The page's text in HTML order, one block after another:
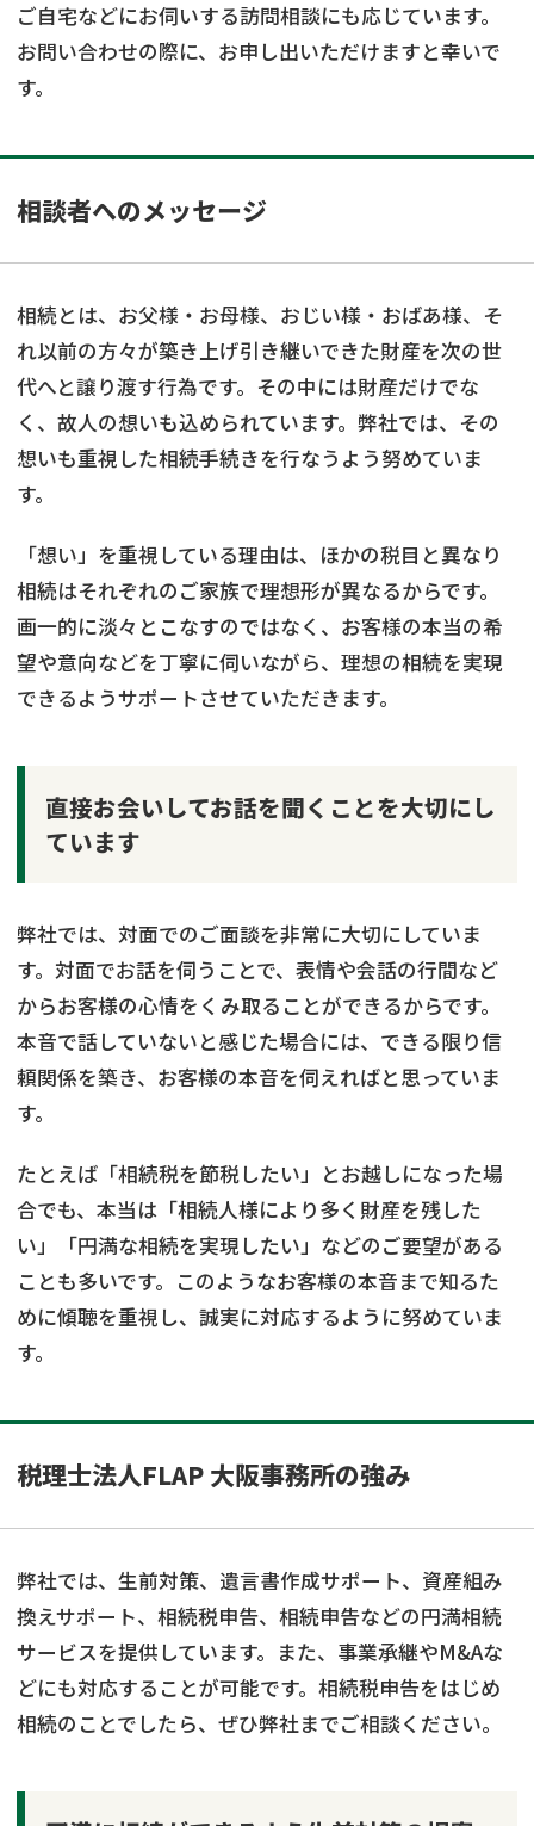
ご自宅などにお伺いする訪問相談にも応じています。
お問い合わせの際に、お申し出いただけますと幸いで
す。
相談者へのメッセージ
相続とは、お父様・お母様、おじい様・おばあ様、そ
れ以前の方々が築き上げ引き継いできた財産を次の世
代へと譲り渡す行為です。その中には財産だけでな
く、故人の想いも込められています。弊社では、その
想いも重視した相続手続きを行なうよう努めていま
す。
「想い」を重視している理由は、ほかの税目と異なり
相続はそれぞれのご家族で理想形が異なるからです。
画一的に淡々とこなすのではなく、お客様の本当の希
望や意向などを丁寧に伺いながら、理想の相続を実現
できるようサポートさせていただきます。
直接お会いしてお話を聞くことを大切にし
ています
弊社では、対面でのご面談を非常に大切にしていま
す。対面でお話を伺うことで、表情や会話の行間など
からお客様の心情をくみ取ることができるからです。
本音で話していないと感じた場合には、できる限り信
頼関係を築き、お客様の本音を伺えればと思っていま
す。
たとえば「相続税を節税したい」とお越しになった場
合でも、本当は「相続人様により多く財産を残した
い」「円満な相続を実現したい」などのご要望がある
ことも多いです。このようなお客様の本音まで知るた
めに傾聴を重視し、誠実に対応するように努めていま
す。
税理士法人FLAP 大阪事務所の強み
弊社では、生前対策、遺言書作成サポート、資産組み
換えサポート、相続税申告、相続申告などの円満相続
サービスを提供しています。また、事業承継やM&Aな
どにも対応することが可能です。相続税申告をはじめ
相続のことでしたら、ぜひ弊社までご相談ください。